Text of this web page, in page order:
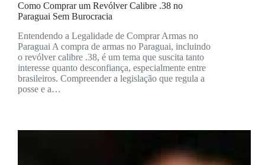
Como Comprar um Revólver Calibre .38 no
Paraguai Sem Burocracia
Entendendo a Legalidade de Comprar Armas no
Paraguai A compra de armas no Paraguai, incluindo
o revólver calibre .38, é um tema que suscita tanto
interesse quanto desconfiança, especialmente entre
brasileiros. Compreender a legislação que regula a
posse e a…